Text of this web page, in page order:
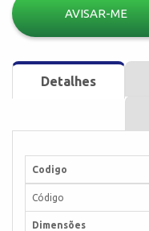
AVISAR-ME
Detalhes
Codigo
Código
Dimensões